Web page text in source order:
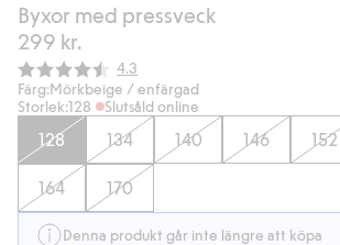
Byxor med pressveck
299 kr.
Snittbetyg:
4.3
Färg:Mörkbeige / enfärgad
Storlek:128 Slutsåld online
128 134 140 146 152
164 170
Denna produkt går inte längre att köpa